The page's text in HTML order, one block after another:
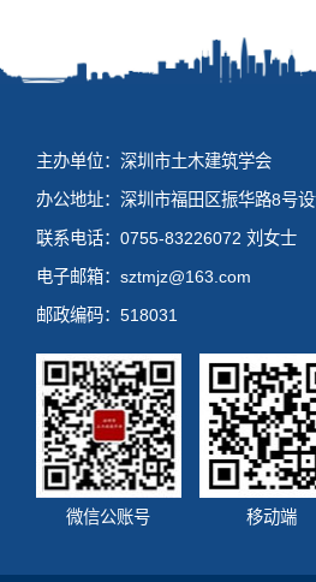
主办单位：深圳市土木建筑学会
办公地址：深圳市福田区振华路8号
联系电话：0755-83226072 刘女士
电子邮箱：sztmjz@163.com
邮政编码：518031
微信公账号 移动端